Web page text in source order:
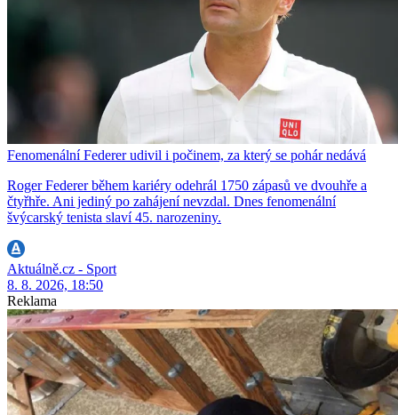
Fenomenální Federer udivil i počinem, za který se pohár nedává
Roger Federer během kariéry odehrál 1750 zápasů ve dvouhře a
čtyřhře. Ani jediný po zahájení nevzdal. Dnes fenomenální
švýcarský tenista slaví 45. narozeniny.
Aktuálně.cz - Sport
8. 8. 2026, 18:50
Reklama